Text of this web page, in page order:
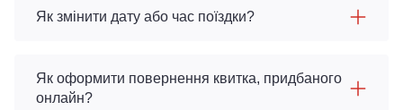
Як змінити дату або час поїздки?
Як оформити повернення квитка, придбаного
онлайн?